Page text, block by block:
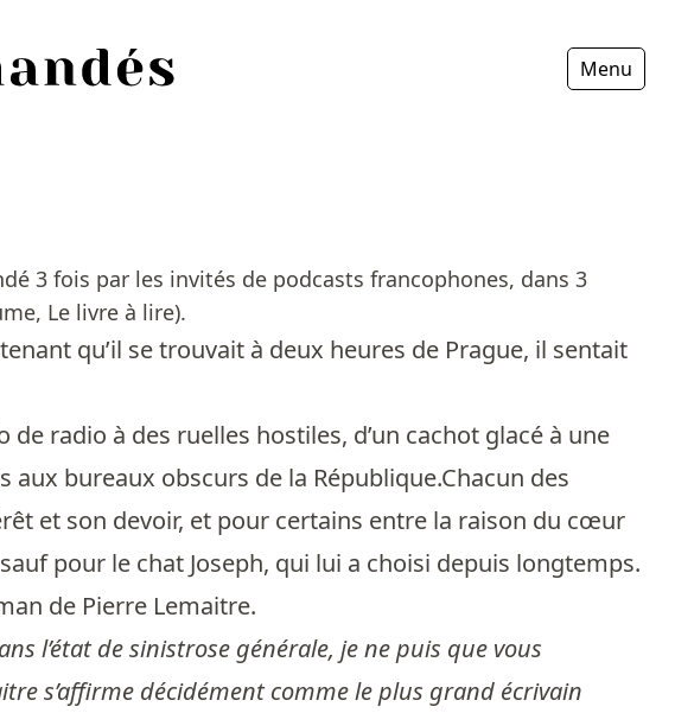
Menu
3 fois par les invités de podcasts francophones, dans 3
Le livre à lire).
qu’il se trouvait à deux heures de Prague, il sentait
de radio à des ruelles hostiles, d’un cachot glacé à une
bureaux obscurs de la République.Chacun des
et son devoir, et pour certains entre la raison du cœur
pour le chat Joseph, qui lui a choisi depuis longtemps.
de Pierre Lemaitre.
l’état de sinistrose générale, je ne puis que vous
s’affirme décidément comme le plus grand écrivain